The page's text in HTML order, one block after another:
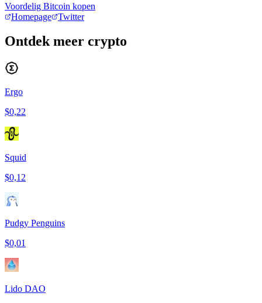
Voordelig Bitcoin kopen
Homepage
Twitter
Ontdek meer crypto
Ergo
$0,22
Squid
$0,12
Pudgy Penguins
$0,01
Lido DAO